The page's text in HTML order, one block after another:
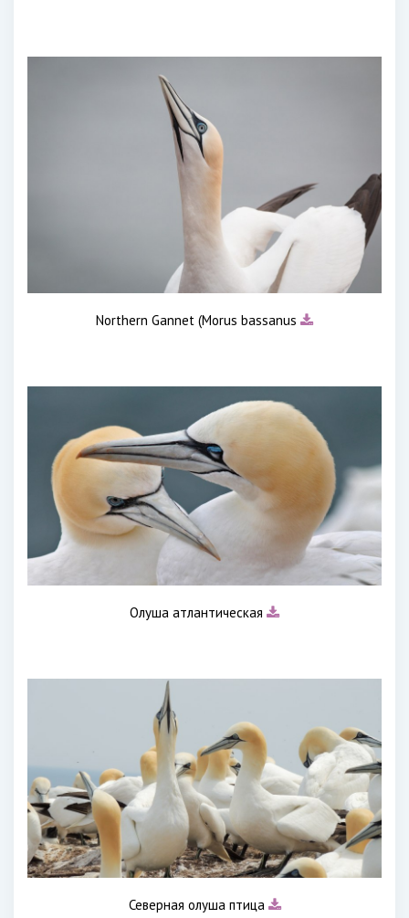
Northern Gannet (Morus bassanus
Олуша атлантическая
Северная олуша птица